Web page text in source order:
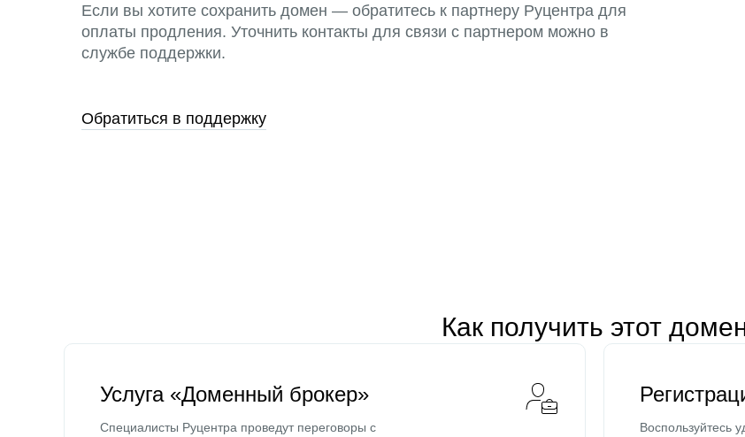
Если вы хотите сохранить домен — обратитесь к партнеру Руцентра для
оплаты продления. Уточнить контакты для связи с партнером можно в
службе поддержки.
Обратиться в поддержку
Как получить этот
Услуга «Доменный брокер»
Специалисты Руцентра проведут переговоры с